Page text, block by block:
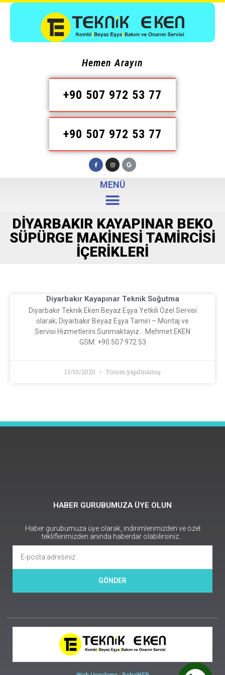
Hemen Arayın
+90 507 972 53 77
+90 507 972 53 77
MENÜ
DIYARBAKIR KAYAPINAR BEKO
SÜPÜRGE MAKINESI TAMIRCISI
İÇERIKLERI
Diyarbakır Kayapınar Teknik Soğutma
Diyarbakır Teknik Eken Beyaz Eşya Yetkili Özel Servisi
olarak; Diyarbakır Beyaz Eşya Tamiri – Montaj ve
Servisi Hizmetlerini Sunmaktayız… Mehmet EKEN
GSM: +90 507 972 53
13/10/2020 Yorum yapılmamış
HABER GURUBUMUZA ÜYE OLUN
Haber gurubumuza üye olarak, indirimlerimizden ve özel
tekliflerimizden anında haberdar olabilirsiniz…
GÖNDER